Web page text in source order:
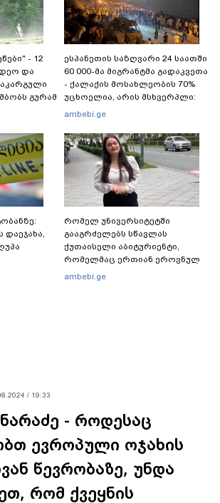
- 12
და
გურამ
ესპანეთის საზღვარი 24 საათში
60 000-მა მიგრანტმა გადაკვეთა
- ქალაქის მოსახლეობის 70%
უცხოელია, არის მსხვერპლი:
ბოლო ცნობები სეუტადან,
გასვლის ეშინიათ
ambebi.ge
რომელ უნივერსიტეტში
გააგრძელებს სწავლას
ქუთაისელი აბიტურიენტი,
რომელმაც ერთიან ეროვნულ
გამოცდებზე, ყველა საგანში
ambebi.ge
/ 19:33
- როდესაც
ევროპული ოჯახის
წევრობაზე, უნდა
რომ ქვეყნის